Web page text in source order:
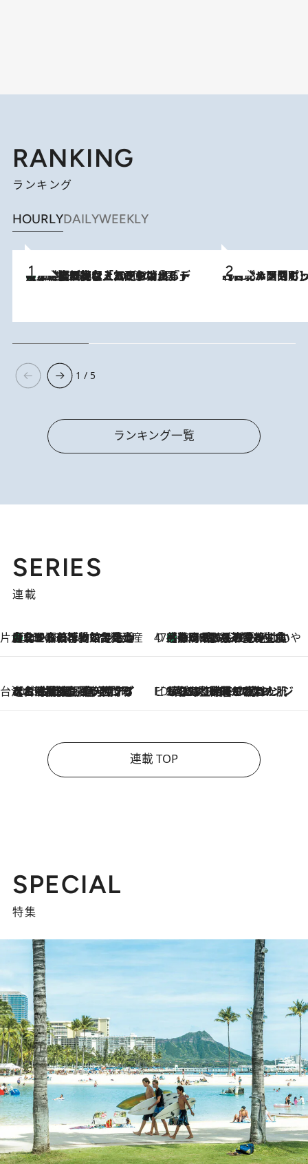
RANKING
ランキング
HOURLYDAILYWEEKLY
2026.8.5
【なぜ吉沢亮は「気配を消せる」のか？】興行収入208億の『国宝』を経て挑むミュージカル『ディア・エヴァン・ハンセン』。トップ俳優が舞台上でさらけ出した“孤独”とは 2026.8.4
【台北・西門町】台湾旅行で行くべきグルメスポット7選《濃厚ルーローハンやもっちり粽、サクふわドーナツも》
1 / 5
ランキング一覧
SERIES
連載
片倉真理のときめく台湾土産
2026.8.5
台北からちょっと足を延ばして嘉義へ！ マジョリカタイルの博物館で見つけたレトロ可愛い台湾土産 47都道府県の手みやげ ひんやりスイーツで夏を満喫
2026.8.5
【静岡県】この夏絶対食べたい 冷やしておいしいおやつ3選 お茶香る生食感のふるふるゼリー
台湾ぶらぶら食べ歩き
2026.8.4
【台湾夏旅】買い物するなら“台湾の原宿”西門町へ！ お土産も自分用アイテムも揃うショッピングスポット8選 ビューティいいもの集め EDITORS' BEST
2026.8.3
“落とす”時間が“癒やし”に。THREEのクレンジングは、酷暑で疲れた肌も心も整えてくれる！
連載 TOP
SPECIAL
特集